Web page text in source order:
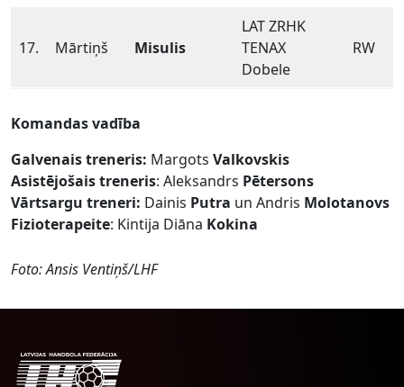
17. Mārtiņš Misulis
LAT ZRHK
TENAX
Dobele
RW
Komandas vadība
Galvenais treneris: Margots Valkovskis
Asistējošais treneris: Aleksandrs Pētersons
Vārtsargu treneri: Dainis Putra un Andris Molotanovs
Fizioterapeite: Kintija Diāna Kokina
Foto: Ansis Ventiņš/LHF